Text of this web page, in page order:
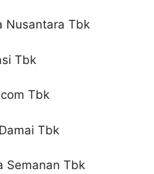
Nusantara Tbk
Tbk
Tbk
Tbk
Semanan Tbk